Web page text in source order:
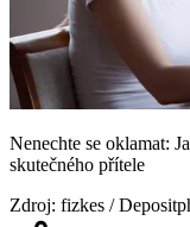
Nenechte se oklamat:
skutečného přítele
Zdroj: fizkes /